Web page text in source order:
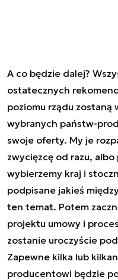
A co będzie dalej?
ostatecznych
poziomu rządu
wybranych państw-
swoje oferty. My je
zwycięzcę od razu,
wybierzemy kraj i
podpisane jakieś
ten temat. Potem
projektu umowy i
zostanie uroczyście
Zapewne kilka lub
producentowi będzie